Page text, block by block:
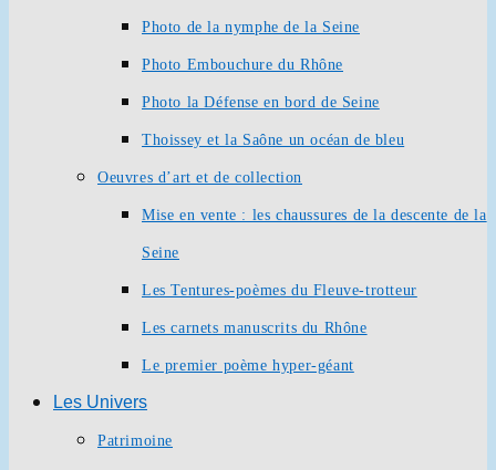
Photo de la nymphe de la Seine
Photo Embouchure du Rhône
Photo la Défense en bord de Seine
Thoissey et la Saône un océan de bleu
Oeuvres d’art et de collection
Mise en vente : les chaussures de la descente de la
Seine
Les Tentures-poèmes du Fleuve-trotteur
Les carnets manuscrits du Rhône
Le premier poème hyper-géant
Les Univers
Patrimoine